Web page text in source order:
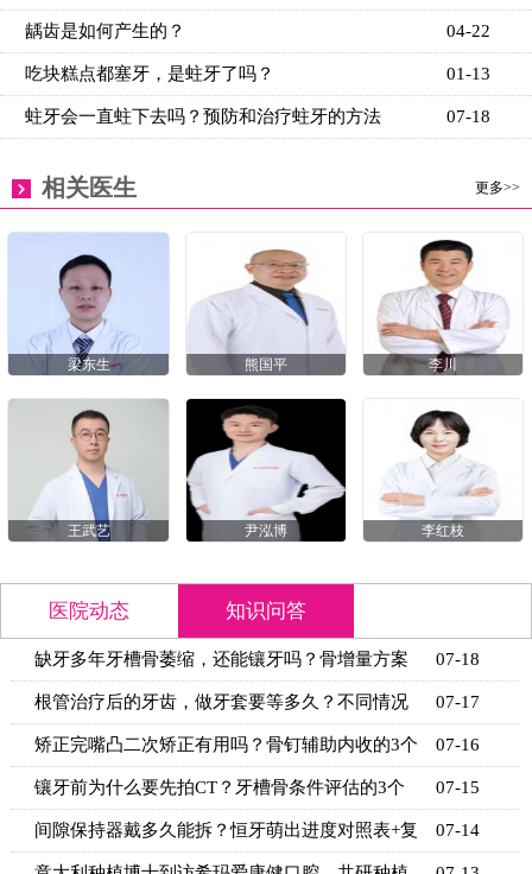
04-22
龋齿是如何产生的？
01-13
吃块糕点都塞牙，是蛀牙了吗？
07-18
蛀牙会一直蛀下去吗？预防和治疗蛀牙的方法
更多>>
相关医生
梁东生 熊国平 李川
王武艺 尹泓博 李红枝
医院动态 知识问答
缺牙多年牙槽骨萎缩，还能镶牙吗？骨增量方案
+适用条
07-18
根管治疗后的牙齿，做牙套要等多久？不同情况
的等待时
07-17
矫正完嘴凸二次矫正有用吗？骨钉辅助内收的3个
关键条
07-16
镶牙前为什么要先拍CT？牙槽骨条件评估的3个
关键指标
07-15
间隙保持器戴多久能拆？恒牙萌出进度对照表+复 07-14